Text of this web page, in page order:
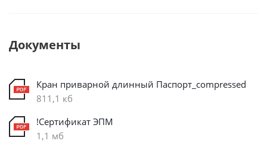
Документы
Кран приварной длинный Паспорт_compressed
811,1 кб
!Сертификат ЭПМ
1,1 мб